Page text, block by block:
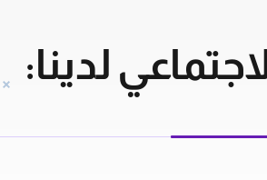
لدينا: